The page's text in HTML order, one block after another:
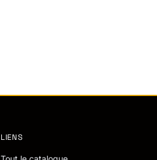
LIENS